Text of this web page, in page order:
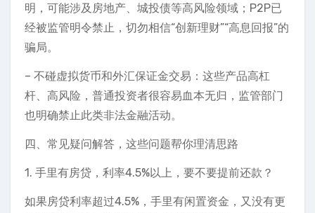
明，可能涉及房地产、城投债等高风险领域；P2P已
经被监管明令禁止，切勿相信“创新理财”“高息回报”的
骗局。
– 不碰虚拟货币和外汇保证金交易：这些产品高杠
杆、高风险，普通投资者很容易血本无归，监管部门
也明确禁止此类非法金融活动。
四、常见疑问解答，这些问题帮你理清思路
1. 手里有房贷，利率4.5%以上，要不要提前还款？
如果房贷利率超过4.5%，手里有闲置资金，又没有更